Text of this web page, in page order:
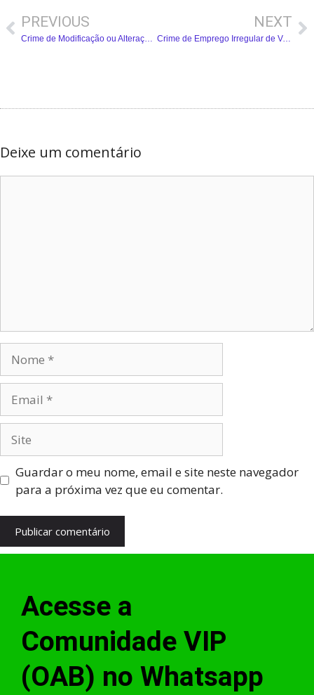
PREVIOUS NEXT
Crime de Emprego Irregular de Verbas ou Rendas Públicas (Direito Penal): Resumo Completo
Deixe um comentário
Guardar o meu nome, email e site neste navegador
para a próxima vez que eu comentar.
Acesse a
Comunidade VIP
(OAB) no Whatsapp